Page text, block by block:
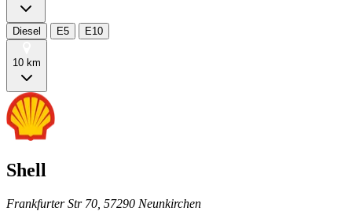
Diesel E5 E10
10 km
Shell
Frankfurter Str 70, 57290 Neunkirchen